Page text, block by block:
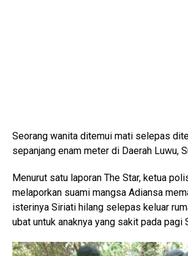
Seorang wanita ditemui mati selepas
sepanjang enam meter di Daerah Luwu,
Menurut satu laporan The Star, ketua
melaporkan suami mangsa Adiansa
isterinya Siriati hilang selepas keluar
ubat untuk anaknya yang sakit pada pagi